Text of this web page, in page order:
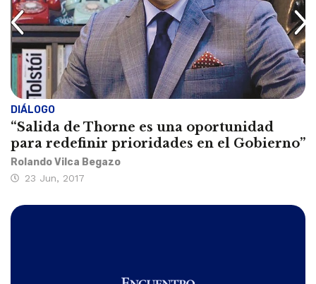
DIÁLOGO
“Salida de Thorne es una oportunidad
para redefinir prioridades en el Gobierno”
Rolando Vilca Begazo
23 Jun, 2017